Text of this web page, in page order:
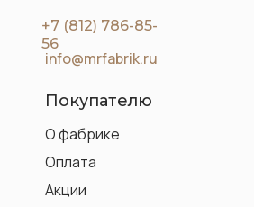
Акции
Оплата
О фабрике
Покупателю
+7 (812) 786-85-
56
info@mrfabrik.ru